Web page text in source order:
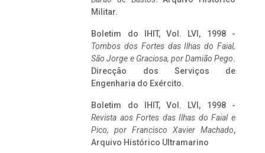
Militar.
Boletim do IHIT, Vol. LVI, 1998 -
Tombos dos Fortes das Ilhas do Faial,
São Jorge e Graciosa, por Damião Pego.
Direcção dos Serviços de
Engenharia do Exército.
Boletim do IHIT, Vol. LVI, 1998 -
Revista aos Fortes das Ilhas do Faial e
Pico, por Francisco Xavier Machado,
Arquivo Histórico Ultramarino